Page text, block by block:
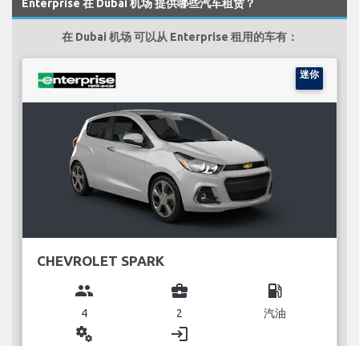
Enterprise 在 Dubai 机场 提供哪些汽车租赁？
在 Dubai 机场 可以从 Enterprise 租用的车有：
迷你
CHEVROLET SPARK
group
4
business_center
2
local_gas_station
汽油
miscellaneous_services login